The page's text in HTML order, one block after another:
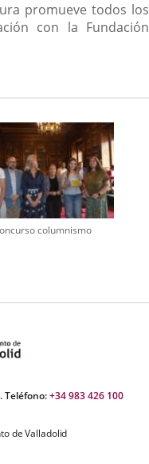
promueve todos los
con la Fundación
columnismo
Teléfono:+34 983 426 100
de Valladolid